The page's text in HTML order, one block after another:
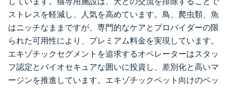
ストレスを軽減し、人気を高めています。鳥、爬虫類、魚
はニッチなままですが、専門的なケアとプロバイダーの限
られた可用性により、プレミアム料金を実現しています。
エキゾチックセグメントを追求するオペレーターはスタッ
フ認定とバイオセキュアな囲いに投資し、差別化と高いマ
ージンを推進しています。エキゾチックペット向けのペッ